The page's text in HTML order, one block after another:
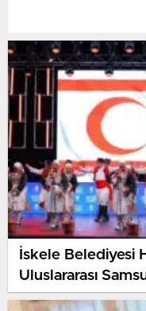
İskele Belediyesi
Uluslararası
Festivali’nde